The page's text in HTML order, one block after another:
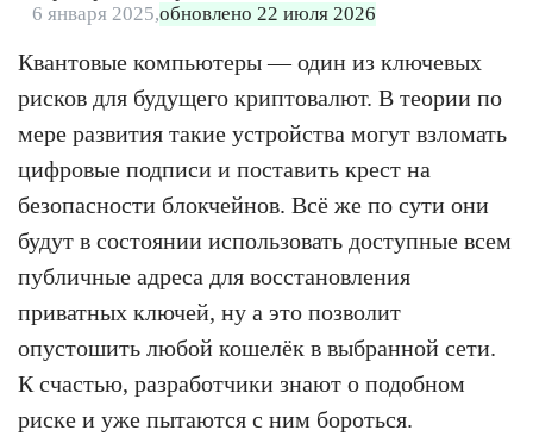
6 января 2025,обновлено 22 июля 2026
Квантовые компьютеры — один из ключевых
рисков для будущего криптовалют. В теории по
мере развития такие устройства могут взломать
цифровые подписи и поставить крест на
безопасности блокчейнов. Всё же по сути они
будут в состоянии использовать доступные всем
публичные адреса для восстановления
приватных ключей, ну а это позволит
опустошить любой кошелёк в выбранной сети.
К счастью, разработчики знают о подобном
риске и уже пытаются с ним бороться.